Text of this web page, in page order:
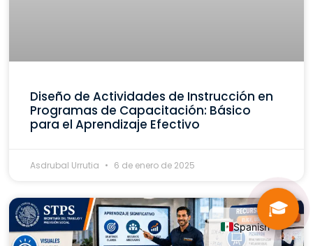
Diseño de Actividades de Instrucción en
Programas de Capacitación: Básico
para el Aprendizaje Efectivo
Asdrubal Urrutia 6 de enero de 2025
🎓
Spanish